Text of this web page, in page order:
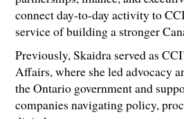
connect day-to-day activity to
service of building a stronger
Previously, Skaidra served as
Affairs, where she led advocacy
the Ontario government and
companies navigating policy,